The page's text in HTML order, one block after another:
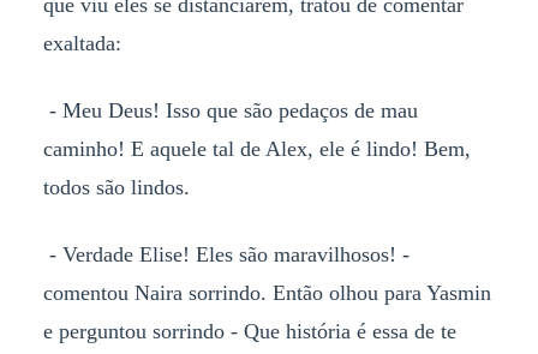
exaltada:
- Meu Deus! Isso que são pedaços de mau
caminho! E aquele tal de Alex, ele é lindo! Bem,
todos são lindos.
- Verdade Elise! Eles são maravilhosos! -
comentou Naira sorrindo. Então olhou para Yasmin
e perguntou sorrindo - Que história é essa de te